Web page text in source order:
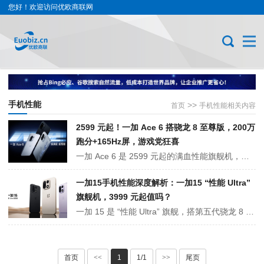
您好！欢迎访问优欧商联网
首页 >> 手机性能相关内容
手机性能
2599 元起！一加 Ace 6 搭骁龙 8 至尊版，200万
跑分+165Hz屏，游戏党狂喜
一加 Ace 6 是 2599 元起的满血性能旗舰机，搭骁龙 8 至尊版，12GB/16GB LPDDR5X 内存 + 256GB-1TB 存储。有 6.7 英寸 165Hz 直屏、7800mAh 电池 + 120W 闪充，配冰河散热。后置 5000 万超光影主摄，首发 ColorOS 16，适合游戏与日常用户。
一加15手机性能深度解析：一加15 “性能 Ultra”
旗舰机，3999 元起值吗？
一加 15 是 “性能 Ultra” 旗舰，搭第五代骁龙 8 至尊版与 LPDDR5X Ultra 内存，165Hz 东方屏加持。有 7300mAh 电池 + 120W 闪充，冰河散热控温佳。后置 5000 万三摄（LUMO 算法），IP68/69/69K 防护，配 ColorOS 16，3999 元起，适合游戏与全能用户。
首页 << 1 1/1 >> 尾页